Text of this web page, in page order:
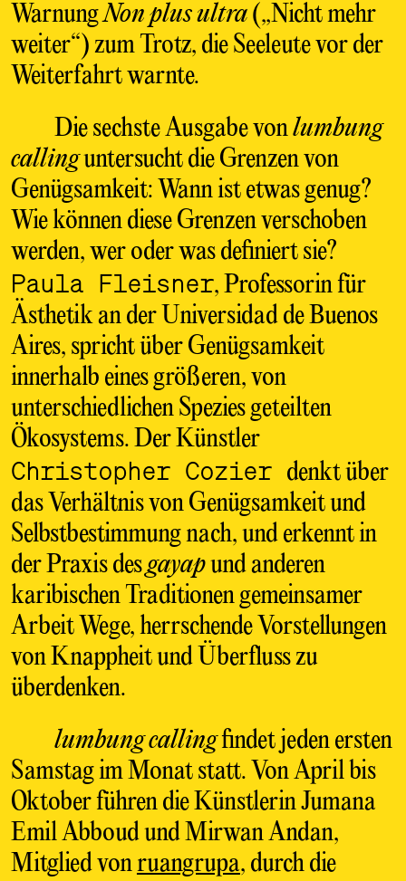
WarnungNon plus ultra(„Nicht mehr
weiter“) zum Trotz, die Seeleute vor der
Weiterfahrt warnte.
Die sechste Ausgabe vonlumbung
callinguntersucht die Grenzen von
Genügsamkeit: Wann ist etwas genug?
Wie können diese Grenzen verschoben
werden, wer oder was definiert sie?
Paula Fleisner, Professorin für
Ästhetik an der Universidad de Buenos
Aires, spricht über Genügsamkeit
innerhalb eines größeren, von
unterschiedlichen Spezies geteilten
Ökosystems. Der Künstler
Christopher Cozier denkt über
das Verhältnis von Genügsamkeit und
Selbstbestimmung nach, und erkennt in
der Praxis desgayapund anderen
karibischen Traditionen gemeinsamer
Arbeit Wege, herrschende Vorstellungen
von Knappheit und Überfluss zu
überdenken.
lumbung callingfindet jeden ersten
Samstag im Monat statt. Von April bis
Oktober führen die Künstlerin Jumana
Emil Abboud und Mirwan Andan,
Mitglied vonruangrupa, durch die